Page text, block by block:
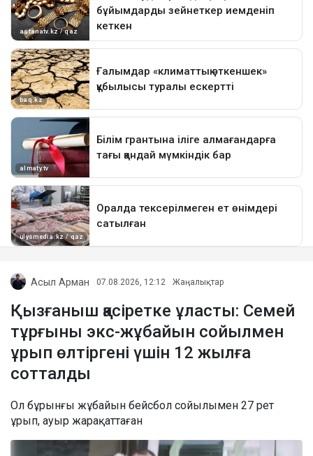
Асыл Арман 07.08.2026, 12:12 Жаңалықтар
Қызғаныш қасіретке ұласты: Семей
тұрғыны экс-жұбайын сойылмен
ұрып өлтіргені үшін 12 жылға
сотталды
Ол бұрынғы жұбайын бейсбол сойылымен 27 рет
ұрып, ауыр жарақаттаған